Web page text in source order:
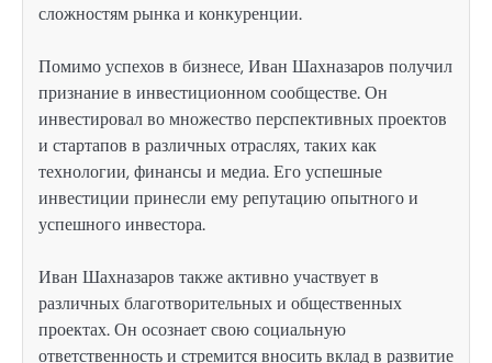
сложностям рынка и конкуренции.
Помимо успехов в бизнесе, Иван Шахназаров получил
признание в инвестиционном сообществе. Он
инвестировал во множество перспективных проектов
и стартапов в различных отраслях, таких как
технологии, финансы и медиа. Его успешные
инвестиции принесли ему репутацию опытного и
успешного инвестора.
Иван Шахназаров также активно участвует в
различных благотворительных и общественных
проектах. Он осознает свою социальную
ответственность и стремится вносить вклад в развитие